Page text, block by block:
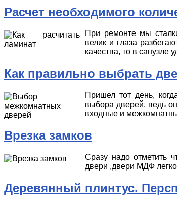
Расчет необходимого
При ремонте мы
велик и глаза
качества, то в санузле
Как правильно выбрать
Пришел тот день,
выбора дверей, ведь
входные и
Врезка замков
Сразу надо отметить
двери ,двери МДФ
Деревянный плинтус.